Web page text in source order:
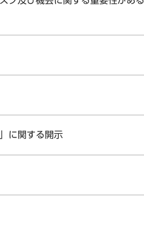
に関する開示